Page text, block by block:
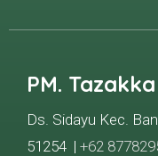
PM. Tazakka
Ds. Sidayu Kec.
51254 | +62